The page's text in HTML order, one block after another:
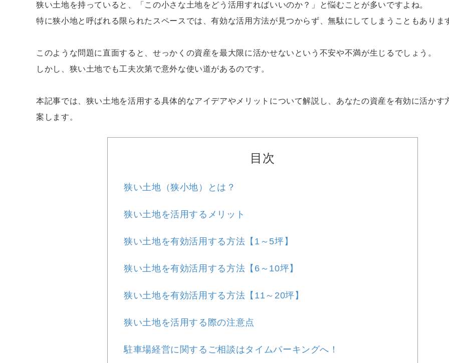
狭い土地を持っていると、「この小さな土地をどう活用すればいいのか？」と悩むことが多いですよね。
特に狭小地と呼ばれる限られたスペースでは、有効な活用方法が見つからず、無駄にしてしまうこともありま
このような問題に直面すると、せっかくの資産を最大限に活かせないという不安や不満が生じるでしょう。
しかし、狭い土地でも工夫次第で意外な使い道があるのです。
本記事では、狭い土地を活用する具体的なアイデアやメリットについて解説し、あなたの資産を有効に活かす
案します。
目次
狭い土地（狭小地）とは？
狭い土地を活用するメリット
狭い土地を有効活用する方法【1～5坪】
狭い土地を有効活用する方法【6～10坪】
狭い土地を有効活用する方法【11～20坪】
狭い土地を活用する際の注意点
駐車場経営に関するご相談はタイムパーキングへ！